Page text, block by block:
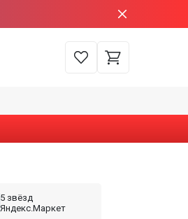
5 звёзд
Яндекс.Маркет